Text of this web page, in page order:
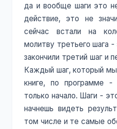
да и вообще шаги это
действие, это не
сейчас встали на
молитву третьего шага
закончили третий шаг и
Каждый шаг, который
книге, по программе
только начало. Шаги -
начнешь видеть
том числе и те самые